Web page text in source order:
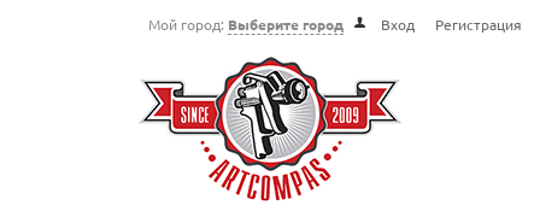
Мой город: Выберите город Вход Регистрация